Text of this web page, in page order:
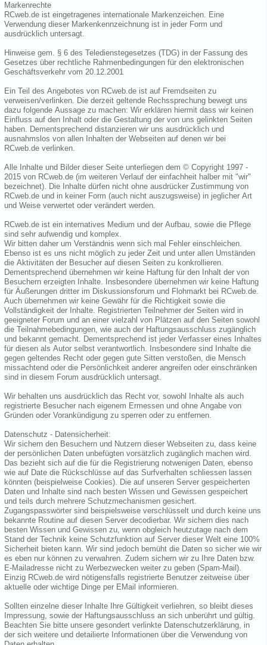
Markenrechte
RCweb.de ist eingetragenes internationale Markenzeichen. Eine
Verwendung dieser Markenkennzeichnung ist in jeder Form und
ausdrücklich untersagt.
Hinweise gem. § 6 des Teledienstegesetzes (TDG) in der Fassung des
Gesetzes über rechtliche Rahmenbedingungen für den elektronischen
Geschäftsverkehr vom 20.12.2001
Ein Teil des Angebotes von RCweb.de ist auf Fremdseiten zu
verweisen/verlinken. Die derzeit geltende Rechssprechung bewegt uns
dazu folgende Aussage zu machen: Wir erklären hiermit dass wir keinen
Einfluss auf den Inhalt oder die Gestaltung der von uns gelinkten Seiten
haben. Dementsprechend distanzieren wir uns ausdrücklich und
ausnahmslos von allen Inhalten der Webseiten auf denen wir bei
RCweb.de verlinken.
Alle Inhalte und Bilder dieser Seite unterliegen dem © Copyright 1997 -
2015 von RCweb.de (im weiteren Verlauf der einfachheit halber mit "wir"
bezeichnet). Die Inhalte dürfen nicht ohne ausdrücker Zustimmung von
RCweb.de und in keiner Form (auch nicht auszugsweise) in jeglicher Art
und Weise verwertet oder verändert werden.
RCweb.de ist ein internatives Medium und der Aufbau, sowie die Pflege
sind sehr aufwendig und komplex.
Wir bitten daher um Verständnis wenn sich mal Fehler einschleichen.
Ebenso ist es uns nicht möglich zu jeder Zeit und unter allen Umständen
die Aktivitäten der Besucher auf diesen Seiten zu konkrollieren.
Dementsprechend übernehmen wir keine Haftung für den Inhalt der von
Besuchern erzeigten Inhalte. Insbesondere übernehmen wir keine Haftung
für Äußerungen dritter im Diskussionsforum und Flohmarkt bei RCweb.de.
Auch übernehmen wir keine Gewähr für die Richtigkeit sowie die
Vollständigkeit der Inhalte. Registrierten Teilnehmer der Seiten wird in
geeigneter Forum und an einer vielzahl von Plätzen auf den Seiten sowohl
die Teilnahmebedingungen, wie auch der Haftungsausschluss zugänglich
und bekannt gemacht. Dementsprechend ist jeder Verfasser eines Inhaltes
für diesen als Autor selbst verantwortlich. Insbesondere sind Inhalte die
gegen geltendes Recht oder gegen gute Sitten verstoßen, die Mensch
missachtend oder die Persönlichkeit anderer angreifen oder einschränken
sind in diesem Forum ausdrücklich untersagt.
Wir behalten uns ausdrücklich das Recht vor, sowohl Inhalte als auch
registrierte Besucher nach eigenem Ermessen und ohne Angabe von
Gründen oder Vorankündigung zu sperren oder zu entfernen.
Datenschutz - Datensicherheit:
Wir sichern den Besuchern und Nutzern dieser Webseiten zu, dass keine
der persönlichen Daten unbefügten vorsätzlich zugänglich machen wird.
Das bezieht sich auf die für die Registrierung notwenigen Daten, ebenso
wie auf Date die Rückschlüsse auf das Surfverhalten schliessen lassen
könnten (beispielweise Cookies). Die auf unseren Server gespeicherten
Daten und Inhalte sind nach besten Wissen und Gewissen gespeichert
und teils durch mehrere Schutzmechanismen gesichert.
Zugangspasswörter sind beispielsweise verschlüsselt und durch keine uns
bekannte Routine auf diesen Server decodierbar. Wir sichern dies nach
besten Wissen und Gewissen zu, wenn obgleich heutzutage nach dem
Stand der Technik keine Schutzfunktion auf Server dieser Welt eine 100%
Sicherheit bieten kann. Wir sind jedoch bemüht die Daten so sicher wie wir
es eben nur können zu verwahren. Zudem sichern wir zu Ihre Daten bzw.
E-Mailadresse nicht zu Werbezwecken weiter zu geben (Spam-Mail).
Einzig RCweb.de wird nötigensfalls registrierte Benutzer zeitweise über
aktuelle oder wichtige Dinge per EMail informieren.
Sollten einzelne dieser Inhalte Ihre Gültigkeit verliehren, so bleibt dieses
Impressung, sowie der Haftungsausschluss an sich unberührt und gültig.
Beachten Sie bitte unsere gesondert verlinkte Datenschutzerklärung, in
der sich weitere und detailierte Informationen über die Verwendung von